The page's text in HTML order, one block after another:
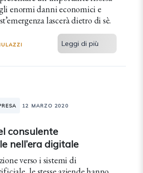
enormi danni economici e
lascerà dietro di sè.
Leggi di più
12 MARZO 2020
consulente
nell’era digitale
verso i sistemi di